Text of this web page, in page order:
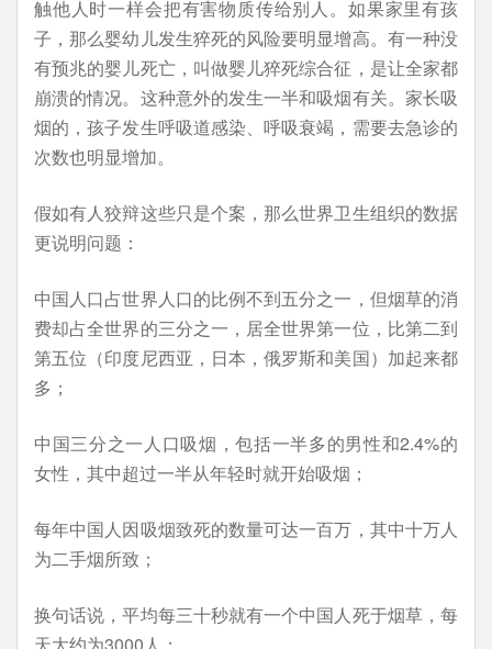
触他人时一样会把有害物质传给别人。如果家里有孩
子，那么婴幼儿发生猝死的风险要明显增高。有一种没
有预兆的婴儿死亡，叫做婴儿猝死综合征，是让全家都
崩溃的情况。这种意外的发生一半和吸烟有关。家长吸
烟的，孩子发生呼吸道感染、呼吸衰竭，需要去急诊的
次数也明显增加。
假如有人狡辩这些只是个案，那么世界卫生组织的数据
更说明问题：
中国人口占世界人口的比例不到五分之一，但烟草的消
费却占全世界的三分之一，居全世界第一位，比第二到
第五位（印度尼西亚，日本，俄罗斯和美国）加起来都
多；
中国三分之一人口吸烟，包括一半多的男性和2.4%的
女性，其中超过一半从年轻时就开始吸烟；
每年中国人因吸烟致死的数量可达一百万，其中十万人
为二手烟所致；
换句话说，平均每三十秒就有一个中国人死于烟草，每